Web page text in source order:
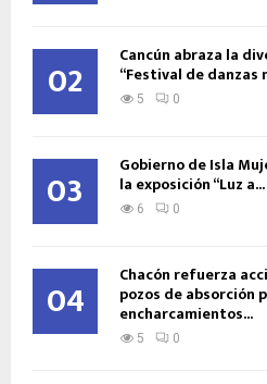
02 Cancún abraza la
“Festival de danzas
5 0
03 Gobierno de Isla
la exposición “Luz a...
6 0
04 Chacón refuerza
pozos de absorción
encharcamientos...
5 0